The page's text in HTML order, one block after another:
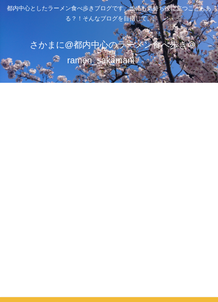
都内中心としたラーメン食べ歩きブログです。他にも気持ち役に立つこともあ
る？！そんなブログを目指して。
さかまに@都内中心のラーメン食べ歩き＠
ramen_sakamani